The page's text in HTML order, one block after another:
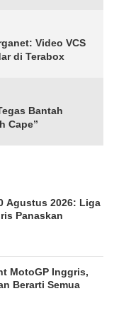
Video VCS
di Terabox
Bantah
Cape”
Agustus 2026: Liga
Panaskan
MotoGP Inggris,
Berarti Semua